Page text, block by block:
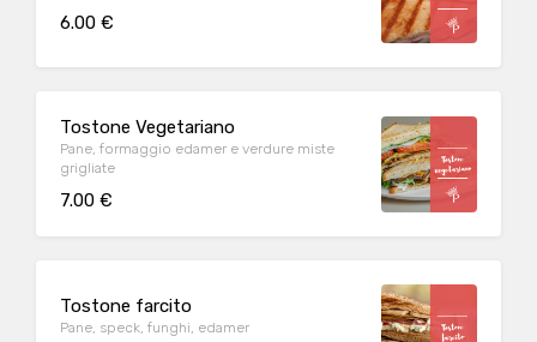
6.00 €
Tostone Vegetariano
Pane, formaggio edamer e verdure miste
grigliate
7.00 €
Tostone farcito
Pane, speck, funghi, edamer